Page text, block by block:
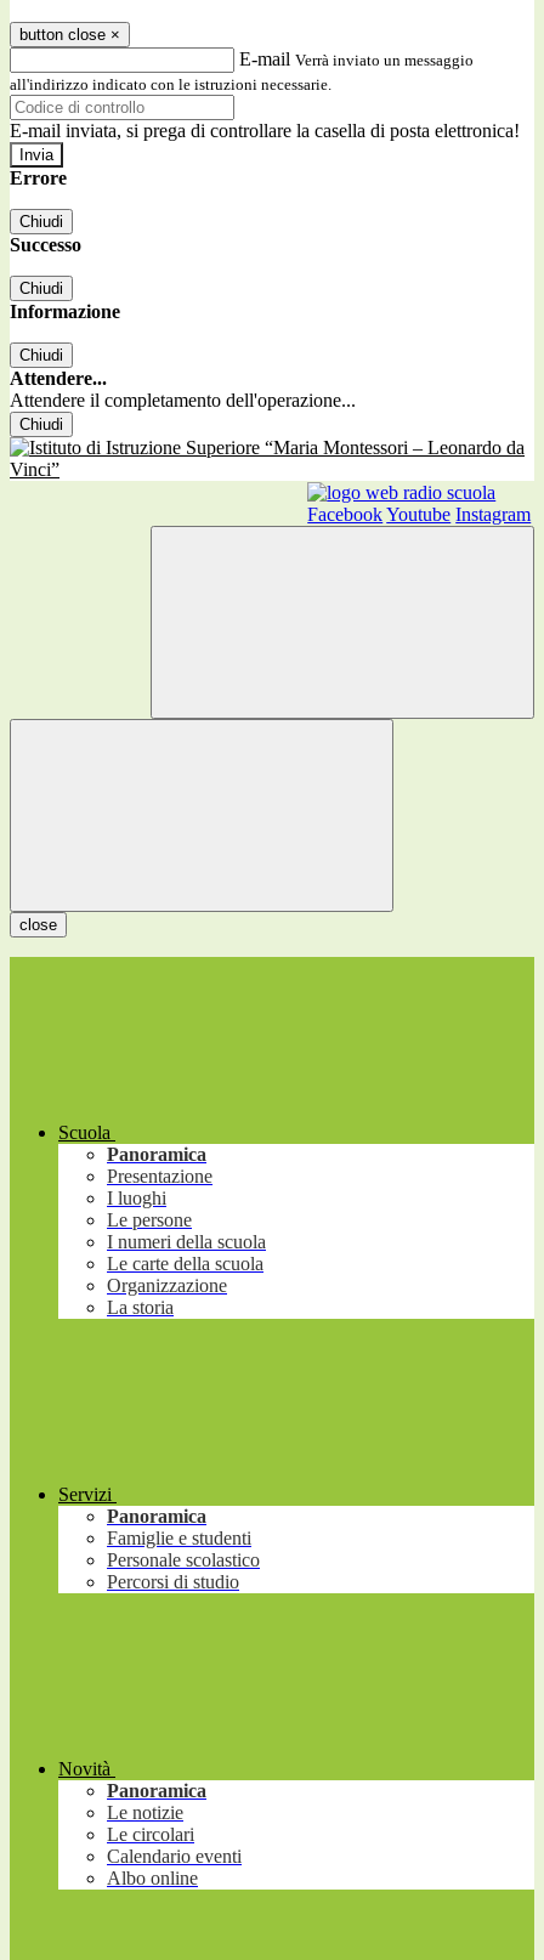
button close ×
E-mail Verrà inviato un messaggio
all'indirizzo indicato con le istruzioni necessarie.
E-mail inviata, si prega di controllare la casella di posta elettronica!
Errore
Chiudi
Successo
Chiudi
Informazione
Chiudi
Attendere...
Attendere il completamento dell'operazione...
Chiudi
FacebookYoutube Instagram
close
Scuola
Panoramica
Presentazione
I luoghi
Le persone
I numeri della scuola
Le carte della scuola
Organizzazione
La storia
Servizi
Panoramica
Famiglie e studenti
Personale scolastico
Percorsi di studio
Novità
Panoramica
Le notizie
Le circolari
Calendario eventi
Albo online